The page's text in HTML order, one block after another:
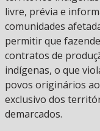
livre, prévia e
comunidades
permitir que
contratos de
indígenas, o que
povos originários
exclusivo dos
demarcados.